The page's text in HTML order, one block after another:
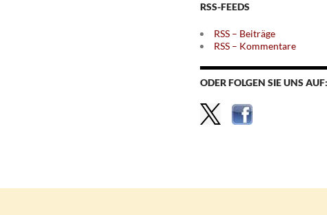
RSS-FEEDS
RSS – Beiträge
RSS – Kommentare
ODER FOLGEN SIE UNS AUF: